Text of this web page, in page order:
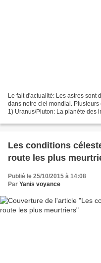
Le fait d'actualité: Les astres sont
dans notre ciel mondial.
1) Uranus/Pluton: La planète des
Les conditions
route les plus
Publié le 25/10/2015 à 14:08
Par Yanis voyance